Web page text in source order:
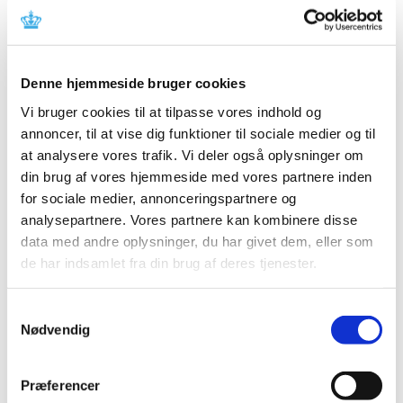
Denne hjemmeside bruger cookies
Vi bruger cookies til at tilpasse vores indhold og
annoncer, til at vise dig funktioner til sociale medier og til
at analysere vores trafik. Vi deler også oplysninger om
din brug af vores hjemmeside med vores partnere inden
for sociale medier, annonceringspartnere og
analysepartnere. Vores partnere kan kombinere disse
data med andre oplysninger, du har givet dem, eller som
de har indsamlet fra din brug af deres tjenester.
Nødvendig
Præferencer
Der er observeret alvorlig leverskade med fezolinetant.
markedsføringstilladelse for kritiske
lægemidler
|13. januar 2025|
Lægemiddelstyrelsen opfordrer virksomheder til at
ansøge om markedsføringstilladelse for udvalgte…
Årets fokus ved inspektioner i 2025
|7. januar 2025|
Fokus på rengøringsvalidering under GMP-inspektioner
Lægemiddelstyrelsen har et øget fokus på…
Metoprololsuccinat 25 mg; tilladelse til
længere aktiv